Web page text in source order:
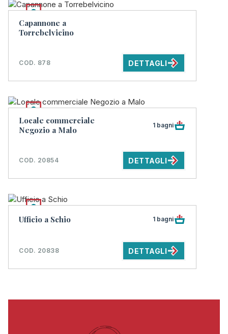
Capannone a
Torrebelvicino
COD. 878 DETTAGLI
Locale commerciale
Negozio a Malo
1 bagni
COD. 20854 DETTAGLI
Ufficio a Schio 1 bagni
COD. 20838 DETTAGLI